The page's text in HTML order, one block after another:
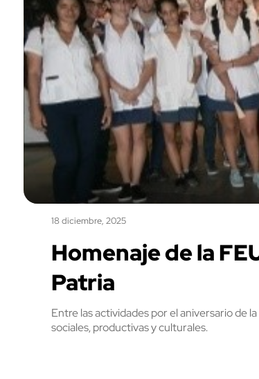
18 diciembre, 2025
Homenaje de la
Patria
Entre las actividades por el aniversario de
sociales, productivas y culturales.